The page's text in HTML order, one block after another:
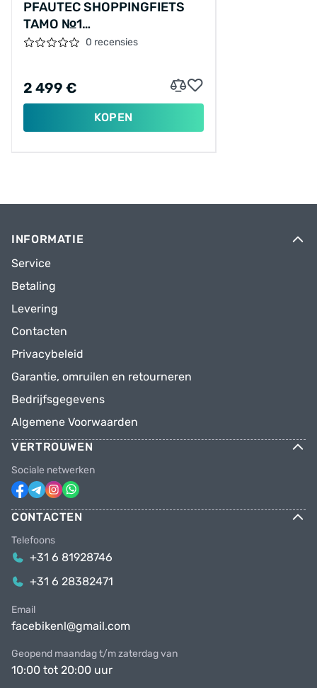
PFAUTEC SHOPPINGFIETS
TAMO №1
24"/45CM/7/BLAUWGRIJS
0 recensies
2 499 €
KOPEN
INFORMATIE
Service
Betaling
Levering
Contacten
Privacybeleid
Garantie, omruilen en retourneren
Bedrijfsgegevens
Algemene Voorwaarden
VERTROUWEN
Sociale netwerken
CONTACTEN
Telefoons
+31 6 81928746
+31 6 28382471
Email
facebikenl@gmail.com
Geopend maandag t/m zaterdag van
10:00 tot 20:00 uur